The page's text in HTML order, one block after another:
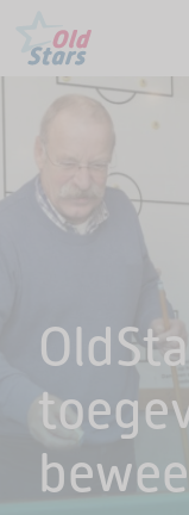
Ga naar de inhoud